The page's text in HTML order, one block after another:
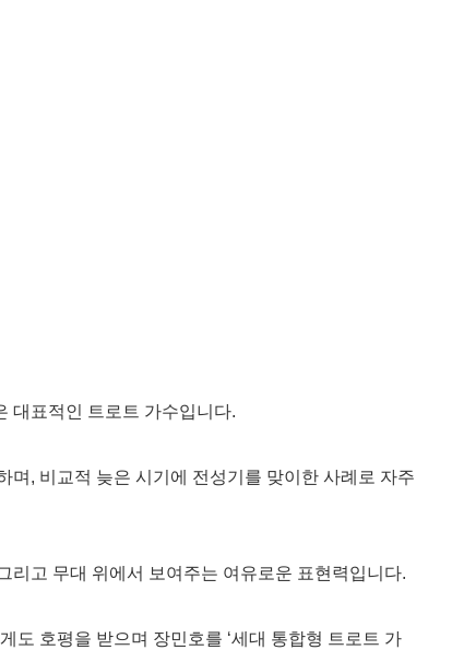
대표적인 트로트 가수입니다.
며, 비교적 늦은 시기에 전성기를 맞이한 사례로 자주
리고 무대 위에서 보여주는 여유로운 표현력입니다.
도 호평을 받으며 장민호를 ‘세대 통합형 트로트 가